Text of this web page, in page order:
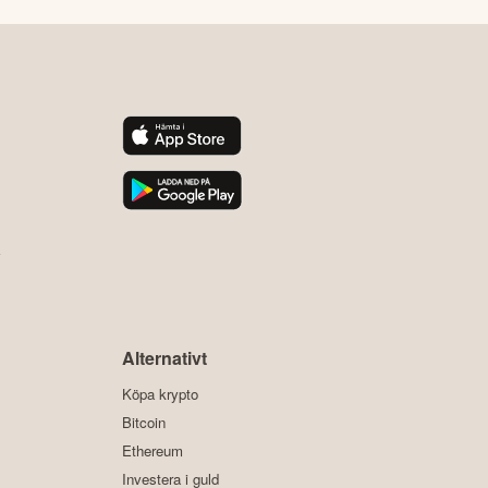
Alternativt
Köpa krypto
Bitcoin
Ethereum
Investera i guld